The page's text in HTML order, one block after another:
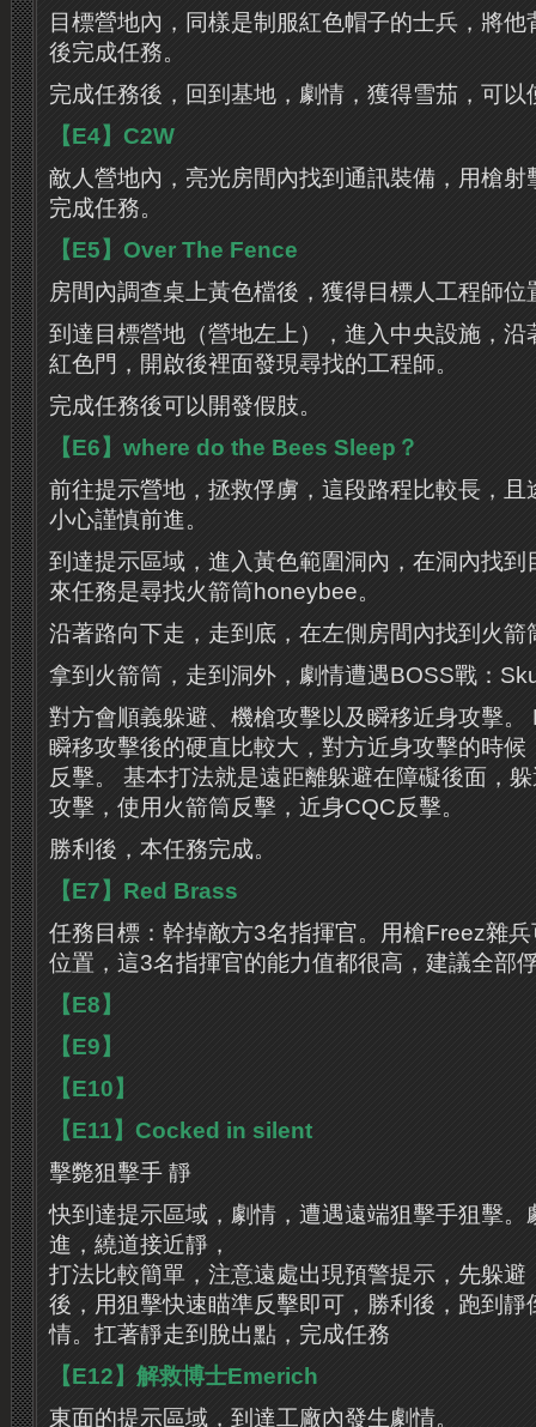
目標營地內，同樣是制服紅色帽子的士兵，將
後完成任務。
完成任務後，回到基地，劇情，獲得雪茄，可
【E4】C2W
敵人營地內，亮光房間內找到通訊裝備，用槍射
完成任務。
【E5】Over The Fence
房間內調查桌上黃色檔後，獲得目標人工程師位
到達目標營地（營地左上），進入中央設施，沿
紅色門，開啟後裡面發現尋找的工程師。
完成任務後可以開發假肢。
【E6】where do the Bees Sleep？
前往提示營地，拯救俘虜，這段路程比較長，且
小心謹慎前進。
到達提示區域，進入黃色範圍洞內，在洞內找到
來任務是尋找火箭筒honeybee。
沿著路向下走，走到底，在左側房間內找到火箭
拿到火箭筒，走到洞外，劇情遭遇BOSS戰：
對方會順義躲避、機槍攻擊以及瞬移近身攻擊
瞬移攻擊後的硬直比較大，對方近身攻擊的時
反擊。 基本打法就是遠距離躲避在障礙後面，
攻擊，使用火箭筒反擊，近身CQC反擊。
勝利後，本任務完成。
【E7】Red Brass
任務目標：幹掉敵方3名指揮官。用槍Freez雜
位置，這3名指揮官的能力值都很高，建議全部
【E8】
【E9】
【E10】
【E11】Cocked in silent
擊斃狙擊手 靜
快到達提示區域，劇情，遭遇遠端狙擊手狙擊。
進，繞道接近靜，
打法比較簡單，注意遠處出現預警提示，先躲避
後，用狙擊快速瞄準反擊即可，勝利後，跑到靜
情。扛著靜走到脫出點，完成任務
【E12】解救博士Emerich
東面的提示區域，到達工廠內發生劇情。